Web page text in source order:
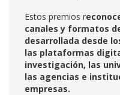
Estos premios r
canales y formatos
desarrollada desde
las plataformas
investigación, las
las agencias e
empresas.